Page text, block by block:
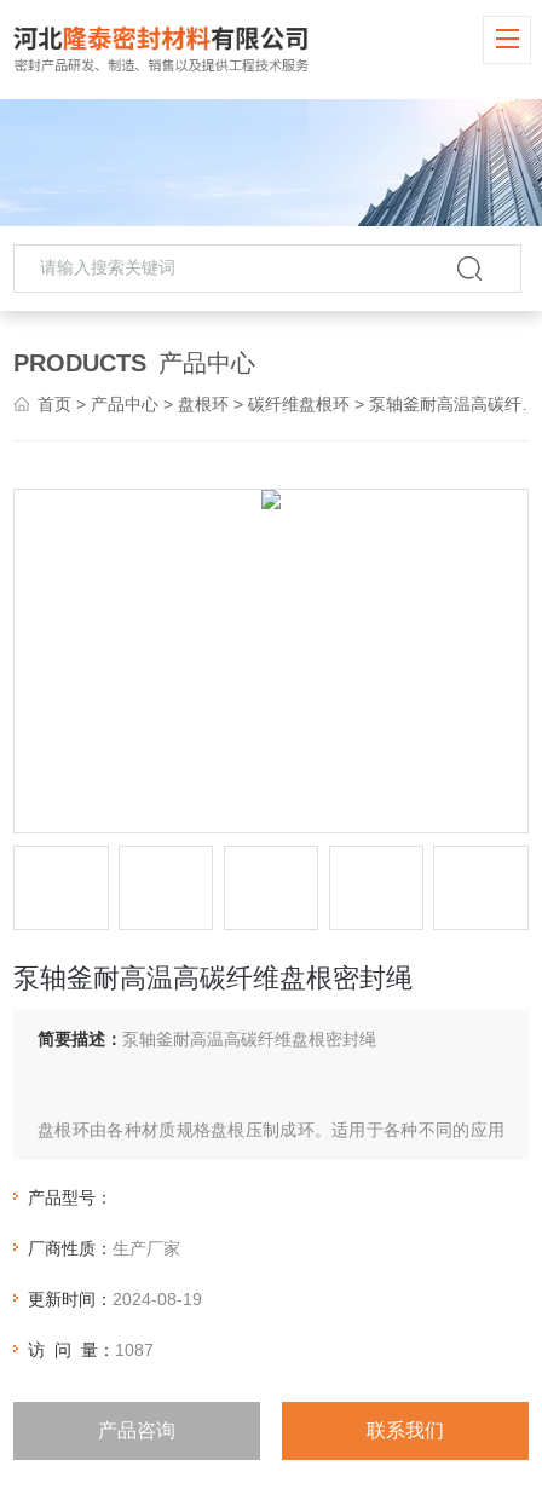
PRODUCTS 产品中心
首页 > 产品中心 > 盘根环 >碳纤维盘根环 > 泵轴釜耐高温高碳纤维盘根密封绳
泵轴釜耐高温高碳纤维盘根密封绳
简要描述：泵轴釜耐高温高碳纤维盘根密封绳
盘根环由各种材质规格盘根压制成环。适用于各种不同的应用
石棉四氟盘根环，石棉石墨盘根环，高碳纤维盘根环，四氟石
等性能特点：根据各种盘根的性能特点，选用在相应的行业和
产品型号：
厂商性质：生产厂家
更新时间： 2024-08-19
访 问 量： 1087
产品咨询 联系我们